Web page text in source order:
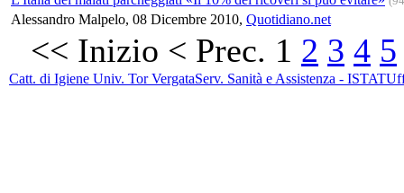
Alessandro Malpelo, 08 Dicembre 2010, Quotidiano.net
<< Inizio < Prec. 1 2 3 4 5
Catt. di Igiene Univ. Tor VergataServ. Sanità e Assistenza - ISTAT